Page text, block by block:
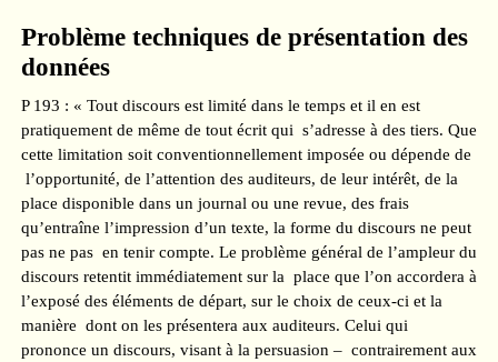
Problème techniques de présentation des
données
P 193 : « Tout discours est limité dans le temps et il en est
pratiquement de même de tout écrit qui s’adresse à des tiers. Que
cette limitation soit conventionnellement imposée ou dépende de
l’opportunité, de l’attention des auditeurs, de leur intérêt, de la
place disponible dans un journal ou une revue, des frais
qu’entraîne l’impression d’un texte, la forme du discours ne peut
pas ne pas en tenir compte. Le problème général de l’ampleur du
discours retentit immédiatement sur la place que l’on accordera à
l’exposé des éléments de départ, sur le choix de ceux-ci et la
manière dont on les présentera aux auditeurs. Celui qui
prononce un discours, visant à la persuasion – contrairement aux